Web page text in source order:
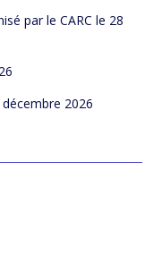
par le CARC le 28
2026